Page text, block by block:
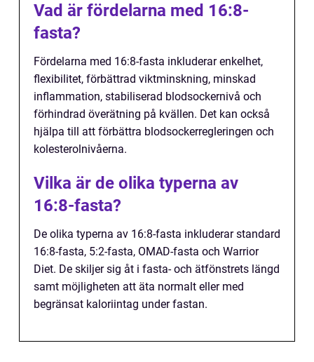
Vad är fördelarna med 16:8-
fasta?
Fördelarna med 16:8-fasta inkluderar enkelhet,
flexibilitet, förbättrad viktminskning, minskad
inflammation, stabiliserad blodsockernivå och
förhindrad överätning på kvällen. Det kan också
hjälpa till att förbättra blodsockerregleringen och
kolesterolnivåerna.
Vilka är de olika typerna av
16:8-fasta?
De olika typerna av 16:8-fasta inkluderar standard
16:8-fasta, 5:2-fasta, OMAD-fasta och Warrior
Diet. De skiljer sig åt i fasta- och ätfönstrets längd
samt möjligheten att äta normalt eller med
begränsat kaloriintag under fastan.